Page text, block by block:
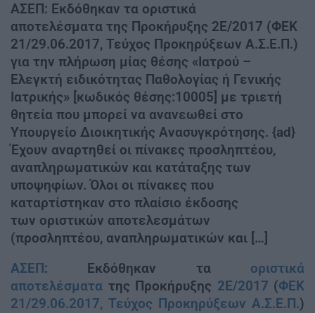
ΑΣΕΠ: Εκδόθηκαν τα οριστικά
αποτελέσματα της Προκήρυξης 2E/2017 (ΦΕΚ
21/29.06.2017, Τεύχος Προκηρύξεων Α.Σ.Ε.Π.)
για την πλήρωση μίας θέσης «Ιατρού –
Ελεγκτή ειδικότητας Παθολογίας ή Γενικής
Ιατρικής» [κωδικός θέσης:10005] με τριετή
θητεία που μπορεί να ανανεωθεί στο
Υπουργείο Διοικητικής Ανασυγκρότησης. {ad}
Έχουν αναρτηθεί οι πίνακες προσληπτέου,
αναπληρωματικών και κατάταξης των
υποψηφίων. Όλοι οι πίνακες που
καταρτίστηκαν στο πλαίσιο έκδοσης
των οριστικών αποτελεσμάτων
(προσληπτέου, αναπληρωματικών και […]
ΑΣΕΠ : Εκδόθηκαν τα οριστικά
αποτελέσματα της Προκήρυξης 2E/2017 (ΦΕΚ
21/29.06.2017, Τεύχος Προκηρύξεων Α.Σ.Ε.Π.)